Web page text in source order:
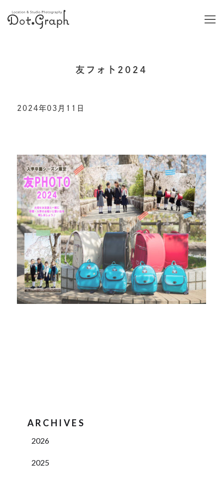
友フォト2024
2024年03月11日
ARCHIVES
2026
2025